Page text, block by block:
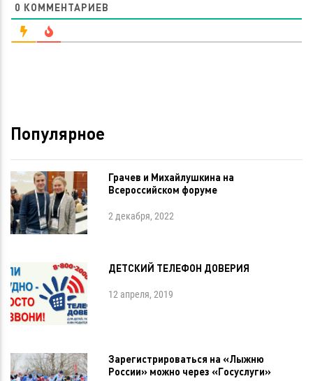
0 КОММЕНТАРИЕВ
Популярное
Грачев и Михайлушкина на
Всероссийском форуме
2 декабря, 2022
ДЕТСКИЙ ТЕЛЕФОН ДОВЕРИЯ
12 апреля, 2019
Зарегистрироваться на «Лыжню
России» можно через «Госуслуги»